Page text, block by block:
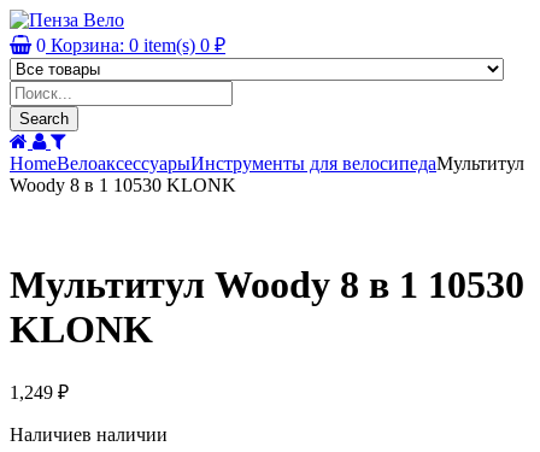
0 Корзина: 0 item(s) 0 ₽
Products
search
Search
HomeВелоаксессуарыИнструменты для велосипедаМультитул
Woody 8 в 1 10530 KLONK
Мультитул Woody 8 в 1 10530
KLONK
1,249 ₽
Наличиев наличии